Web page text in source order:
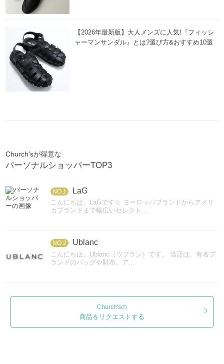
【2026年最新版】大人メンズに人気!『フィッシ
ャーマンサンダル』とは?選び方&おすすめ10選
Church'sが得意な
パーソナルショッパーTOP3
NO.1 LaG
こんにちは、LaGです☆ ヨーロッパブランドからアメリ
カブランドまで幅広いセレクト...
NO.2 Ublanc
こんにちは。Ublanc（ウブラン）です。 当店は、有名ブ
ランドのバッグや財布、ア...
Church'sの
商品をリクエストする